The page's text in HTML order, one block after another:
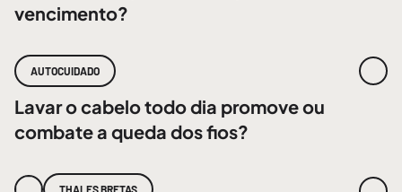
vencimento?
AUTOCUIDADO
Lavar o cabelo todo dia promove ou
combate a queda dos fios?
THALES BRETAS